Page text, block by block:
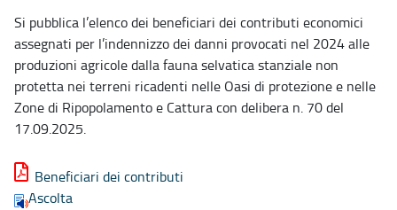
Si pubblica l’elenco dei beneficiari dei contributi economici
assegnati per l’indennizzo dei danni provocati nel 2024 alle
produzioni agricole dalla fauna selvatica stanziale non
protetta nei terreni ricadenti nelle Oasi di protezione e nelle
Zone di Ripopolamento e Cattura con delibera n. 70 del
17.09.2025.
Beneficiari dei contributi
Ascolta